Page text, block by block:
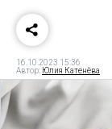
16.10.2023 15:36
Автор: Юлия Катенёва